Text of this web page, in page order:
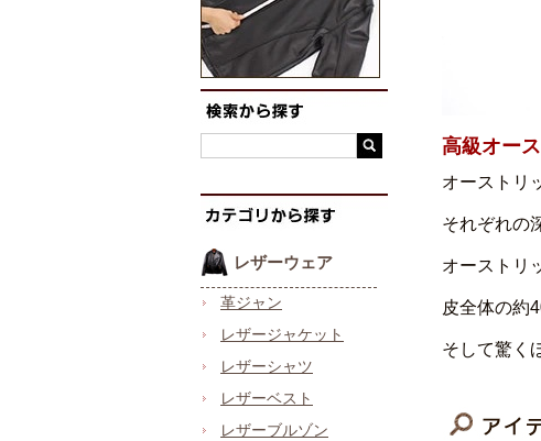
レザーウェア
革ジャン
レザージャケット
レザーシャツ
レザーベスト
レザーブルゾン
高級オー
オーストリ
それぞれの
オーストリ
皮全体の約
そして驚く